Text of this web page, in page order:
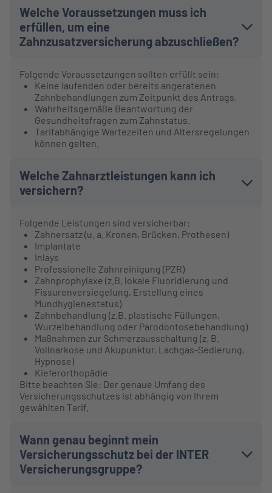
Welche Voraussetzungen muss ich
erfüllen, um eine
Zahnzusatzversicherung abzuschließen?
Folgende Voraussetzungen sollten erfüllt sein:
Keine laufenden oder bereits angeratenen
Zahnbehandlungen zum Zeitpunkt des Antrags.
Wahrheitsgemäße Beantwortung der
Gesundheitsfragen zum Zahnstatus.
Tarifabhängige Wartezeiten und Altersregelungen
können gelten.
Welche Zahnarztleistungen kann ich
versichern?
Folgende Leistungen sind versicherbar:
Zahnersatz (u. a. Kronen, Brücken, Prothesen)
Implantate
Inlays
Professionelle Zahnreinigung (PZR)
Zahnprophylaxe (z.B. lokale Fluoridierung und
Fissurenversiegelung, Erstellung eines
Mundhygienestatus)
Zahnbehandlung (z.B. plastische Füllungen,
Wurzelbehandlung oder Parodontosebehandlung)
Maßnahmen zur Schmerzausschaltung (z. B.
Vollnarkose und Akupunktur, Lachgas-Sedierung,
Hypnose)
Kieferorthopädie
Bitte beachten Sie: Der genaue Umfang des
Versicherungsschutzes ist abhängig von Ihrem
gewählten Tarif.
Wann genau beginnt mein
Versicherungsschutz bei der INTER
Versicherungsgruppe?